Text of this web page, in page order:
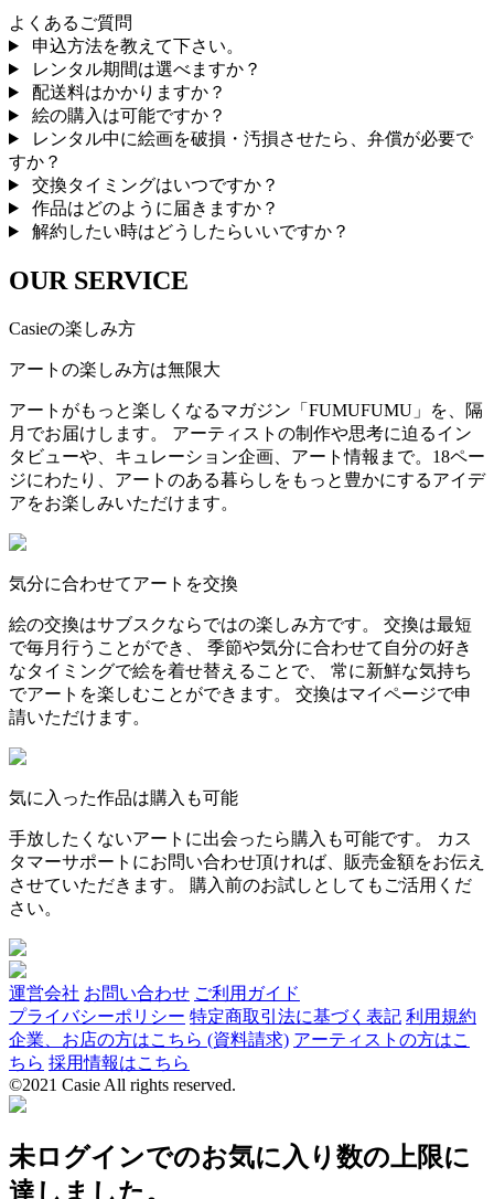
よくあるご質問
申込方法を教えて下さい。
レンタル期間は選べますか？
配送料はかかりますか？
絵の購入は可能ですか？
レンタル中に絵画を破損・汚損させたら、弁償が必要で
すか？
交換タイミングはいつですか？
作品はどのように届きますか？
解約したい時はどうしたらいいですか？
OUR SERVICE
Casieの楽しみ方
アートの楽しみ方は無限大
アートがもっと楽しくなるマガジン「FUMUFUMU」を、隔
月でお届けします。 アーティストの制作や思考に迫るイン
タビューや、キュレーション企画、アート情報まで。18ペー
ジにわたり、アートのある暮らしをもっと豊かにするアイデ
アをお楽しみいただけます。
気分に合わせてアートを交換
絵の交換はサブスクならではの楽しみ方です。 交換は最短
で毎月行うことができ、 季節や気分に合わせて自分の好き
なタイミングで絵を着せ替えることで、 常に新鮮な気持ち
でアートを楽しむことができます。 交換はマイページで申
請いただけます。
気に入った作品は購入も可能
手放したくないアートに出会ったら購入も可能です。 カス
タマーサポートにお問い合わせ頂ければ、販売金額をお伝え
させていただきます。 購入前のお試しとしてもご活用くだ
さい。
運営会社 お問い合わせ ご利用ガイド
プライバシーポリシー 特定商取引法に基づく表記 利用規約
企業、お店の方はこちら (資料請求) アーティストの方はこ
ちら 採用情報はこちら
©2021 Casie All rights reserved.
未ログインでのお気に入り数の上限に
達しました。